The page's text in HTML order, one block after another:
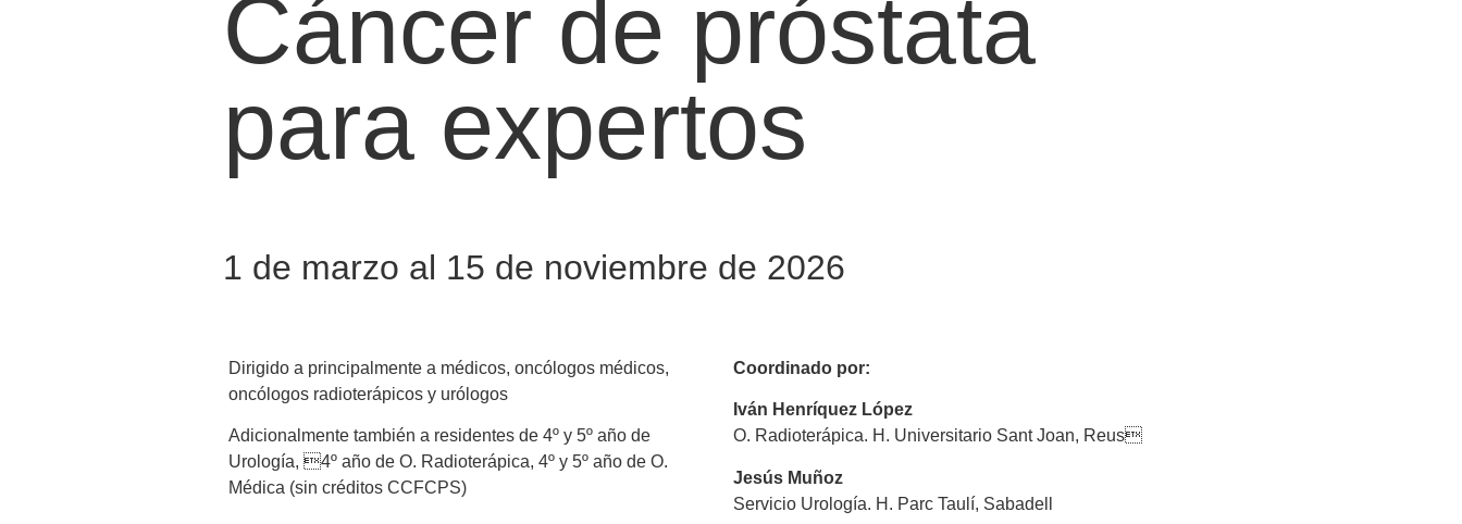
Cáncer de próstata
para expertos
1 de marzo al 15 de noviembre de 2026
Dirigido a principalmente a médicos, oncólogos médicos,
oncólogos radioterápicos y urólogos
Adicionalmente también a residentes de 4º y 5º año de
Urología, 4º año de O. Radioterápica, 4º y 5º año de O.
Médica (sin créditos CCFCPS)
Coordinado por:
Iván Henríquez López
O. Radioterápica. H. Universitario Sant Joan, Reus
Jesús Muñoz
Servicio Urología. H. Parc Taulí, Sabadell